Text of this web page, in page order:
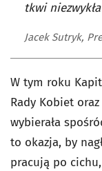
tkwi
Jacek Sutryk,
W tym roku
Rady Kobiet
wybierała
to okazja, by
pracują po cichu,